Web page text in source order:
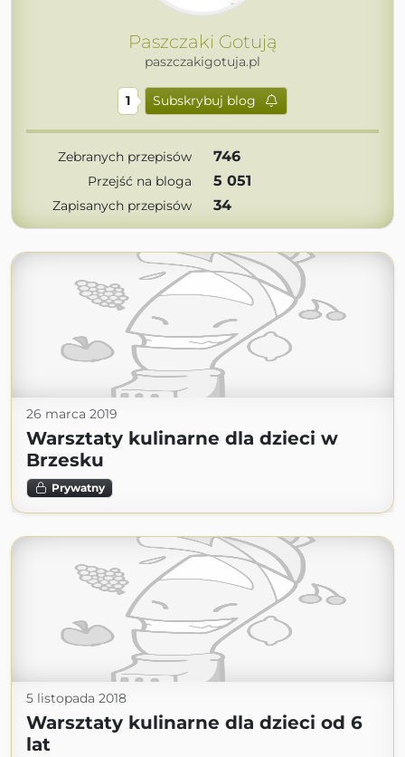
Paszczaki Gotują
paszczakigotuja.pl
1 Subskrybuj blog
Zebranych przepisów 746
Przejść na bloga 5 051
Zapisanych przepisów 34
26 marca 2019
Warsztaty kulinarne dla dzieci w
Brzesku
Prywatny
5 listopada 2018
Warsztaty kulinarne dla dzieci od 6
lat